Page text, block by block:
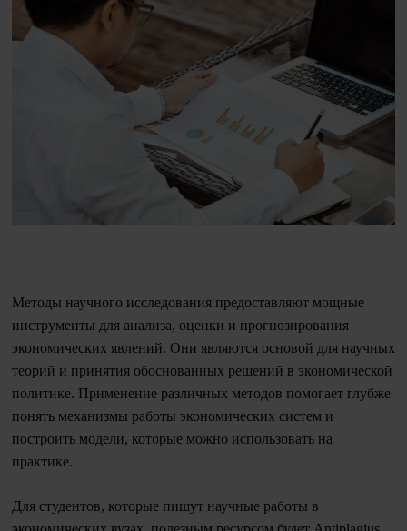
Методы научного исследования предоставляют мощные
инструменты для анализа, оценки и прогнозирования
экономических явлений. Они являются основой для научных
теорий и принятия обоснованных решений в экономической
политике. Применение различных методов помогает глубже
понять механизмы работы экономических систем и
построить модели, которые можно использовать на
практике.
Для студентов, которые пишут научные работы в